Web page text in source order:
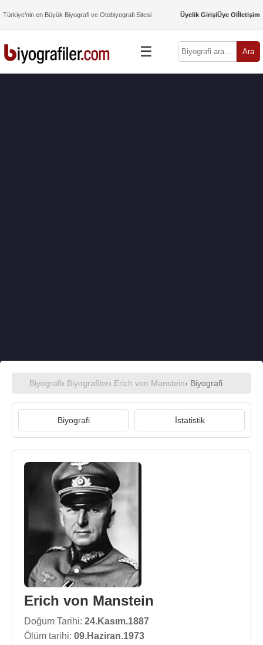
Türkiye’nin en Büyük Biyografi ve Otobiyografi Sitesi Üyelik GirişiÜye Olİletişim
☰ Ara
Biyografi› Biyografiler› Erich von Manstein› Biyografi
Biyografi İstatistik
Erich von Manstein
Doğum Tarihi: 24.Kasım.1887
Ölüm tarihi: 09.Haziran.1973